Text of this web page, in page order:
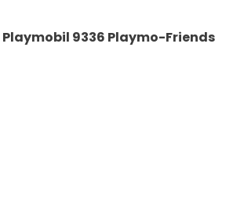
Playmobil 9336 Playmo-Friends